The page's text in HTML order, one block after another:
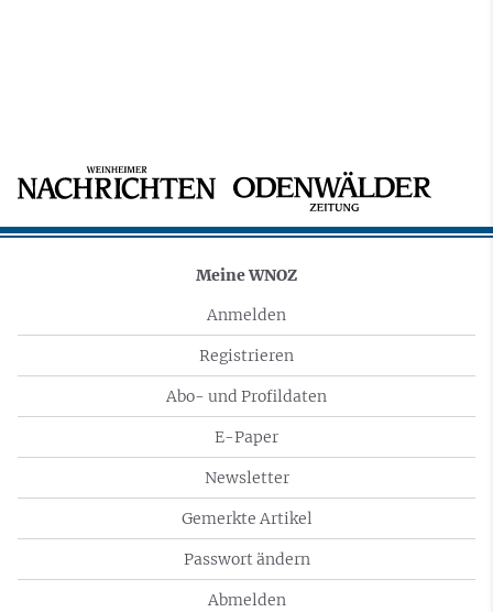
Meine WNOZ
Anmelden
Registrieren
Abo- und Profildaten
E-Paper
Newsletter
Gemerkte Artikel
Passwort ändern
Abmelden